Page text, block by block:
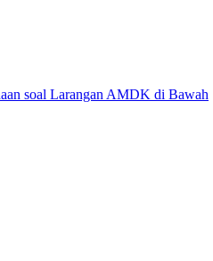
soal Larangan AMDK di Bawah